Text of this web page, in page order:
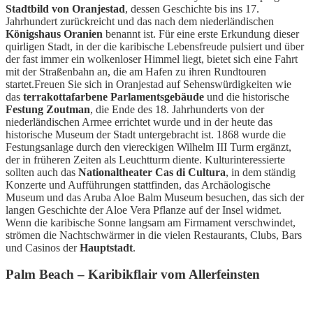
Stadtbild von Oranjestad, dessen Geschichte bis ins 17.
Jahrhundert zurückreicht und das nach dem niederländischen
Königshaus Oranien benannt ist. Für eine erste Erkundung dieser
quirligen Stadt, in der die karibische Lebensfreude pulsiert und über
der fast immer ein wolkenloser Himmel liegt, bietet sich eine Fahrt
mit der Straßenbahn an, die am Hafen zu ihren Rundtouren
startet.Freuen Sie sich in Oranjestad auf Sehenswürdigkeiten wie
das terrakottafarbene Parlamentsgebäude und die historische
Festung Zoutman, die Ende des 18. Jahrhunderts von der
niederländischen Armee errichtet wurde und in der heute das
historische Museum der Stadt untergebracht ist. 1868 wurde die
Festungsanlage durch den viereckigen Wilhelm III Turm ergänzt,
der in früheren Zeiten als Leuchtturm diente. Kulturinteressierte
sollten auch das Nationaltheater Cas di Cultura, in dem ständig
Konzerte und Aufführungen stattfinden, das Archäologische
Museum und das Aruba Aloe Balm Museum besuchen, das sich der
langen Geschichte der Aloe Vera Pflanze auf der Insel widmet.
Wenn die karibische Sonne langsam am Firmament verschwindet,
strömen die Nachtschwärmer in die vielen Restaurants, Clubs, Bars
und Casinos derHauptstadt.
Palm Beach – Karibikflair vom Allerfeinsten